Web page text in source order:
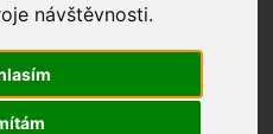
návštěvnosti.